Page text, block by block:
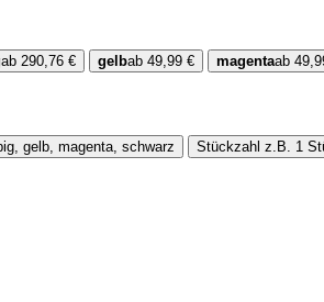
ab 290,76 € gelbab 49,99 € magentaab
gelb, magenta, schwarz Stückzahl z.B. 1